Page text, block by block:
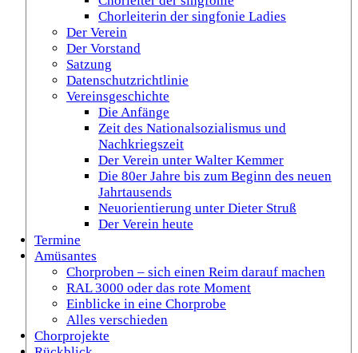
Chorleiterin der singfonie Ladies
Der Verein
Der Vorstand
Satzung
Datenschutzrichtlinie
Vereinsgeschichte
Die Anfänge
Zeit des Nationalsozialismus und
Nachkriegszeit
Der Verein unter Walter Kemmer
Die 80er Jahre bis zum Beginn des neuen
Jahrtausends
Neuorientierung unter Dieter Struß
Der Verein heute
Termine
Amüsantes
Chorproben – sich einen Reim darauf machen
RAL 3000 oder das rote Moment
Einblicke in eine Chorprobe
Alles verschieden
Chorprojekte